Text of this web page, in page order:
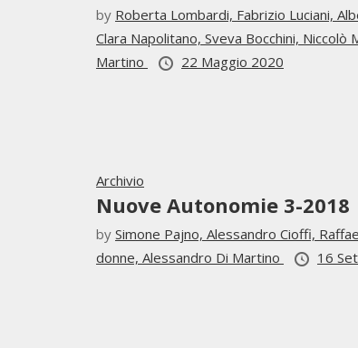
by Roberta Lombardi, Fabrizio Luciani,
Clara Napolitano,Sveva Bocchini, Niccolò
Martino
22 Maggio 2020
Archivio
Nuove Autonomie 3-2018
bySimone Pajno,Alessandro Cioffi,
donne,Alessandro Di Martino 16